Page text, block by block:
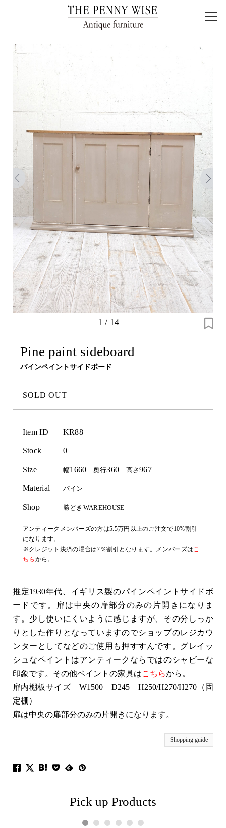
1 / 14
Pine paint sideboard
パインペイントサイドボード
SOLD OUT
Item ID KR88
Stock 0
Size 幅1660 奥行360 高さ967
Material パイン
Shop 勝どきWAREHOUSE
アンティークメンバーズの方は5.5万円以上のご注文で10%割引
になります。
※クレジット決済の場合は7％割引となります。メンバーズはこ
ちら から。
推定1930年代、イギリス製のパインペイントサイドボ
ードです。扉は中央の扉部分のみの片開きになりま
す。少し使いにくいように感じますが、その分しっか
りとした作りとなっていますのでショップのレジカウ
ンターとしてなどのご使用も押すすんです。グレイッ
シュなペイントはアンティークならではのシャビーな
印象です。その他ペイントの家具はこちらから。
扉内棚板サイズ W1500 D245 H250/H270/H270（固
定棚）
扉は中央の扉部分のみの片開きになります。
Shopping guide
Pick up Products
1 2 3 4 5 6